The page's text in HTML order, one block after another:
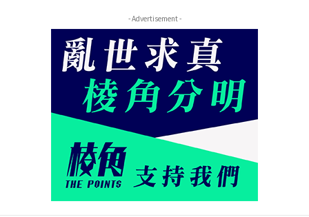
- Advertisement -